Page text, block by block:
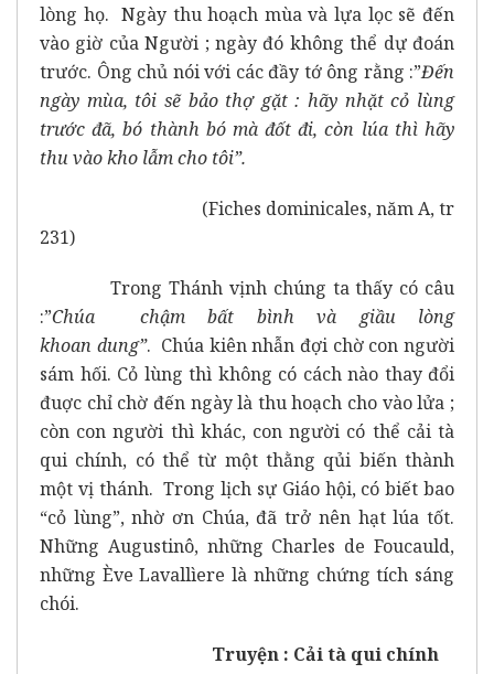
lòng họ. Ngày thu hoạch mùa và lựa lọc sẽ đến
vào giờ của Người ; ngày đó không thể dự đoán
trước. Ông chủ nói với các đầy tớ ông rằng :”Đến
ngày mùa, tôi sẽ bảo thợ gặt : hãy nhặt cỏ lùng
trước đã, bó thành bó mà đốt đi, còn lúa thì hãy
thu vào kho lẫm cho tôi”.
(Fiches dominicales, năm A, tr
231)
Trong Thánh vịnh chúng ta thấy có câu
:”Chúa chậm bất bình và giầu lòng
khoan dung”. Chúa kiên nhẫn đợi chờ con người
sám hối. Cỏ lùng thì không có cách nào thay đổi
đuợc chỉ chờ đến ngày là thu hoạch cho vào lửa ;
còn con người thì khác, con người có thể cải tà
qui chính, có thể từ một thằng qủi biến thành
một vị thánh. Trong lịch sự Giáo hội, có biết bao
“cỏ lùng”, nhờ ơn Chúa, đã trở nên hạt lúa tốt.
Những Augustinô, những Charles de Foucauld,
những Ève Lavallìere là những chứng tích sáng
chói.
Truyện : Cải tà qui chính